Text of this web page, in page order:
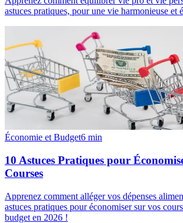
astuces pratiques, pour une vie harmonieuse et
Économie et Budget6 min
10 Astuces Pratiques pour
Courses
Apprenez comment alléger vos dépenses
astuces pratiques pour économiser sur vos
budget en 2026 !